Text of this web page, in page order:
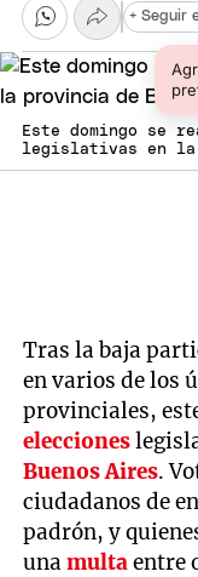
+ Seguir
Este domingo se
legislativas en la
Tras la baja
en varios de los
provinciales,
elecciones
Buenos Aires.
ciudadanos de
padrón, y
unamultaentre